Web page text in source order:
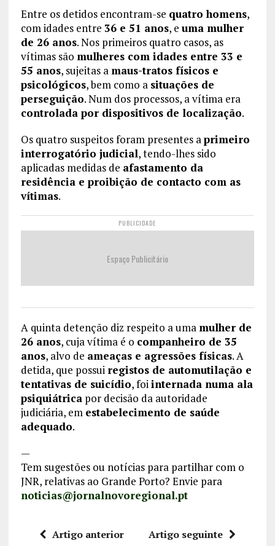
Entre os detidos encontram-se quatro homens,
com idades entre 36 e 51 anos, e uma mulher
de 26 anos. Nos primeiros quatro casos, as
vítimas são mulheres com idades entre 33 e
55 anos, sujeitas a maus-tratos físicos e
psicológicos, bem como a situações de
perseguição. Num dos processos, a vítima era
controlada por dispositivos de localização.
Os quatro suspeitos foram presentes aprimeiro
interrogatório judicial, tendo-lhes sido
aplicadas medidas de afastamento da
residência e proibição de contacto com as
vítimas.
PUBLICIDADE
Espaço Publicitário
A quinta detenção diz respeito a uma mulher de
26 anos, cuja vítima é o companheiro de 35
anos, alvo de ameaças e agressões físicas. A
detida, que possui registos de automutilação e
tentativas de suicídio, foiinternada numa ala
psiquiátricapor decisão da autoridade
judiciária, em estabelecimento de saúde
adequado.
—
Tem sugestões ou notícias para partilhar com o
JNR, relativas ao Grande Porto? Envie para
noticias@jornalnovoregional.pt
Artigo anterior Artigo seguinte